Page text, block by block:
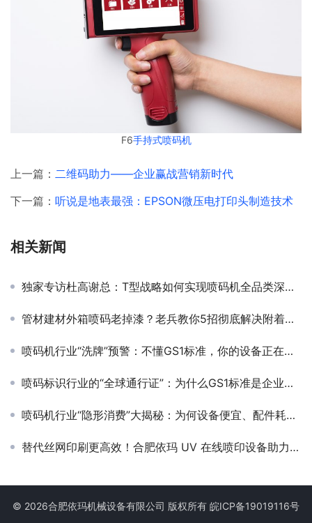
F6手持式喷码机
上一篇： 二维码助力——企业赢战营销新时代
下一篇： 听说是地表最强：EPSON微压电打印头制造技术
相关新闻
独家专访杜高谢总：T型战略如何实现喷码机全品类深度布局？
管材建材外箱喷码老掉漆？老兵教你5招彻底解决附着力难题！
喷码机行业“洗牌”预警：不懂GS1标准，你的设备正在失去核心竞争力！
喷码标识行业的“全球通行证”：为什么GS1标准是企业出海的关键？
喷码机行业“隐形消费”大揭秘：为何设备便宜、配件耗材却贵得离谱？
替代丝网印刷更高效！合肥依玛 UV 在线喷印设备助力印刷行业升级
© 2026合肥依玛机械设备有限公司 版权所有 皖ICP备19019116号